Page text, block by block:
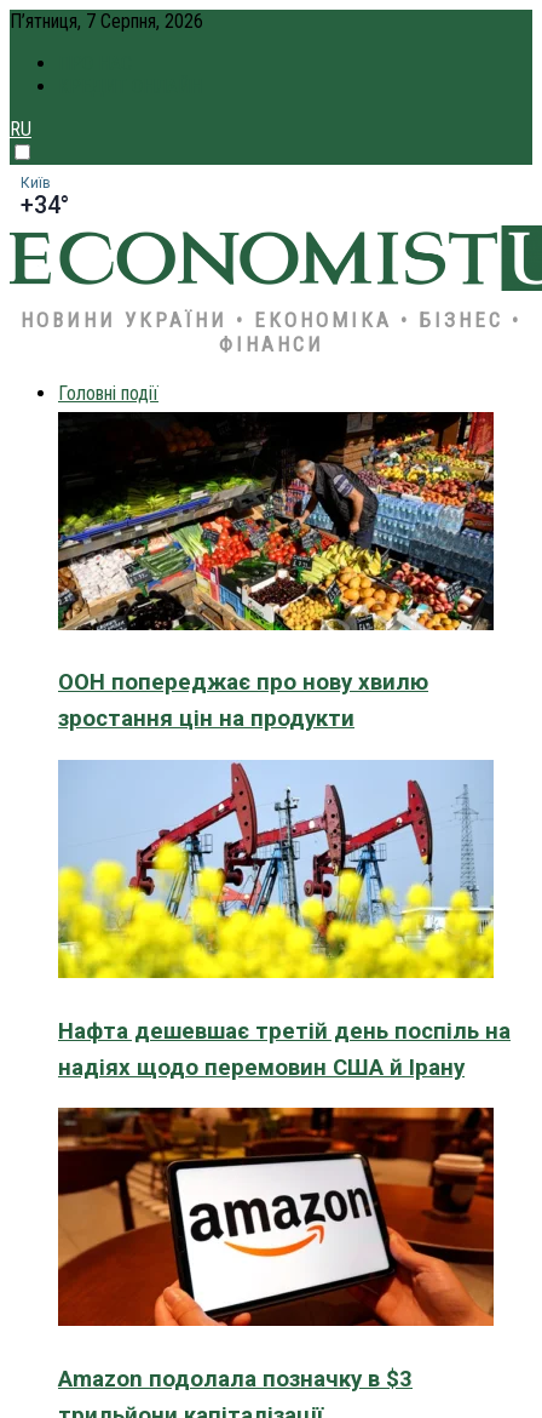
П’ятниця, 7 Серпня, 2026
RU
Київ
+34°
НОВИНИ УКРАЇНИ • ЕКОНОМІКА • БІЗНЕС •
ФІНАНСИ
Головні події
ООН попереджає про нову хвилю
зростання цін на продукти
Нафта дешевшає третій день поспіль на
надіях щодо перемовин США й Ірану
Amazon подолала позначку в $3